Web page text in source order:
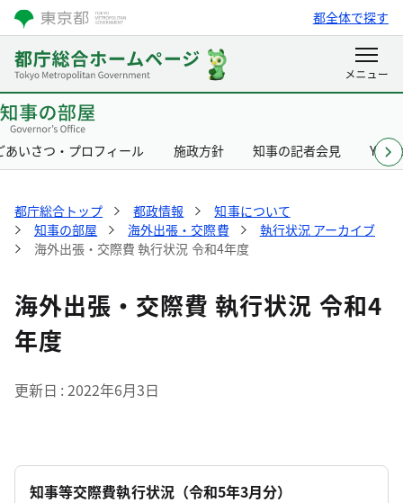
都全体で探す
あいさつ・プロフィール 施政方針 知事の記者会見
都庁総合トップ 都政情報
知事について
知事の部屋
海外出張・交際費
執行状況 アーカイブ
海外出張・交際費 執行状況 令和4年度
海外出張・交際費 執行状況 令和4
年度
更新日 2022年6月3日
知事等交際費執行状況（令和5年3月分）